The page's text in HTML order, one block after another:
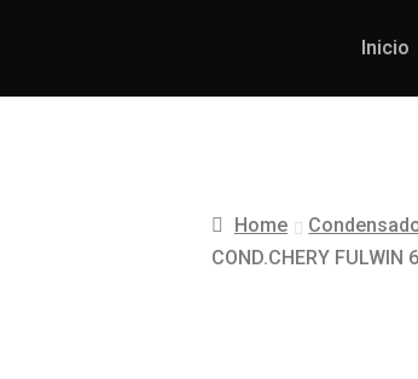
Inicio
Home
COND.CHERY FULWIN